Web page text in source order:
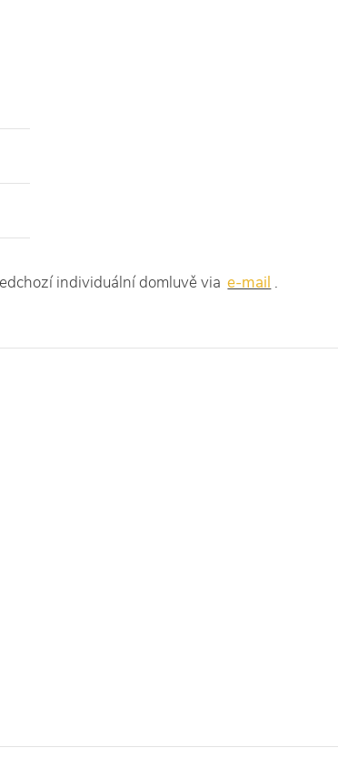
individuální domluvě via e-mail .